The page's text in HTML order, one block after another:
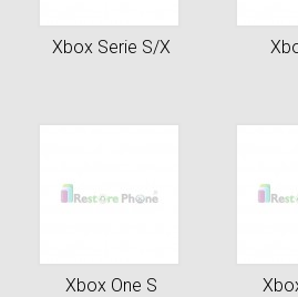
Xbox Serie S/X
Xbox One S